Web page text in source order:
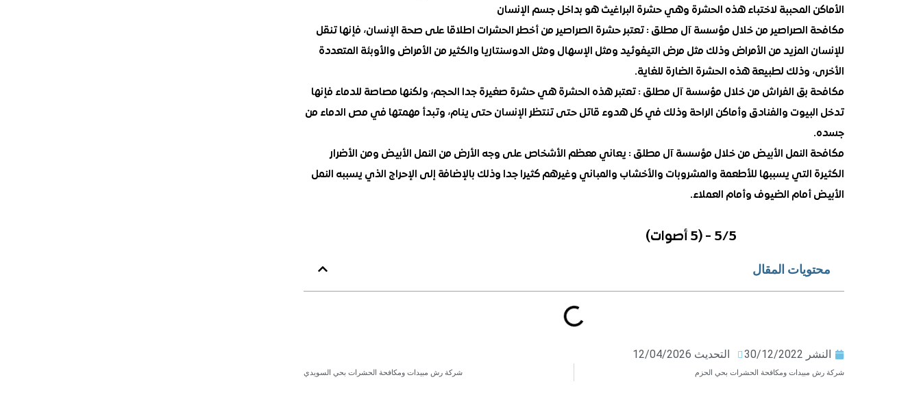
الأماكن المحببة لاختباء هذه الحشرة وهي حشرة البراغيث هو بداخل جسم الإنسان
مكافحة الصراصير من خلال مؤسسة آل مطلق : تعتبر حشرة الصراصير من أخطر الحشرات اطلاقا على صحة الإنسان، فإنها تنقل
للإنسان المزيد من الأمراض وذلك مثل مرض التيفوئيد ومثل الإسهال ومثل الدوسنتاريا والكثير من الأمراض والأوبئة المتعددة
الأخرى، وذلك لطبيعة هذه الحشرة الضارة للغاية.
مكافحة بق الفراش من خلال مؤسسة آل مطلق : تعتبر هذه الحشرة هي حشرة صغيرة جدا الحجم، ولكنها مصاصة للدماء فإنها
تدخل البيوت والفنادق وأماكن الراحة وذلك في كل هدوء قاتل حتى تنتظر الإنسان حتى ينام، وتبدأ مهمتها في مص الدماء من
جسده.
مكافحة النمل الأبيض من خلال مؤسسة آل مطلق : يعاني معظم الأشخاص على وجه الأرض من النمل الأبيض ومن الأضرار
الكثيرة التي يسببها للأطعمة والمشروبات والأخشاب والمباني وغيرهم كثيرا جدا وذلك بالإضافة إلى الإحراج الذي يسببه النمل
الأبيض أمام الضيوف وأمام العملاء.
5/5 - (5 أصوات)
محتويات المقال
النشر 30/12/2022 التحديث 12/04/2026
شركة رش مبيدات ومكافحة الحشرات بحي الحزم شركة رش مبيدات ومكافحة الحشرات بحي السويدي